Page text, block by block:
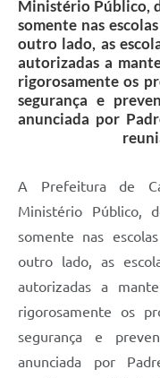
Links
Telefones Úteis
A Prefeitura
Enquete
Agenda
Diário Oficial
Editais
Ministério Público,
somente nas
outro lado, as
autorizadas a
rigorosamente os
segurança e
anunciada por
A Prefeitura de
Ministério Público,
somente nas
outro lado, as
autorizadas a
rigorosamente os
segurança e
anunciada por